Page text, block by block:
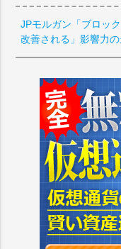
JPモルガン「ブロッ
改善される」影響力